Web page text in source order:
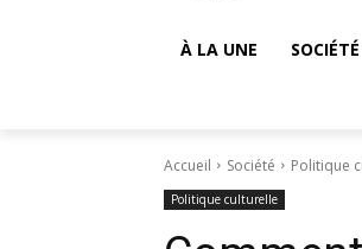
À LA UNE SOCIÉTÉ
Accueil Société Politique
Politique culturelle